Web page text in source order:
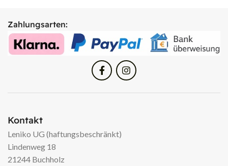
Zahlungsarten:
Kontakt
Leniko UG (haftungsbeschränkt)
Lindenweg 18
21244 Buchholz